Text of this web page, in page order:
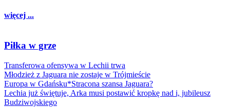
więcej ...
Piłka w grze
Transferowa ofensywa w Lechii trwa
Młodzież z Jaguara nie zostaje w Trójmieście
Europa w Gdańsku*Stracona szansa Jaguara?
Lechia już świętuje, Arka musi postawić kropkę nad i, jubileusz
Budziwojskiego